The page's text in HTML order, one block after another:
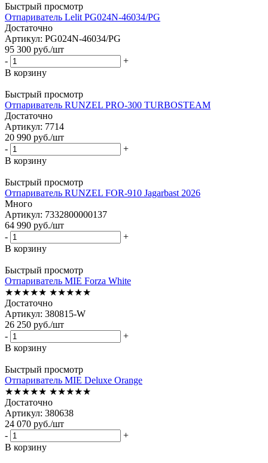
Быстрый просмотр
Отпариватель Lelit PG024N-46034/PG
Достаточно
Артикул: PG024N-46034/PG
95 300 руб./шт
-
+
В корзину
Быстрый просмотр
Отпариватель RUNZEL PRO-300 TURBOSTEAM
Достаточно
Артикул: 7714
20 990 руб./шт
-
+
В корзину
Быстрый просмотр
Отпариватель RUNZEL FOR-910 Jagarbast 2026
Много
Артикул: 7332800000137
64 990 руб./шт
-
+
В корзину
Быстрый просмотр
Отпариватель MIE Forza White
★★★★★ ★★★★★
Достаточно
Артикул: 380815-W
26 250 руб./шт
-
+
В корзину
Быстрый просмотр
Отпариватель MIE Deluxe Orange
★★★★★ ★★★★★
Достаточно
Артикул: 380638
24 070 руб./шт
-
+
В корзину